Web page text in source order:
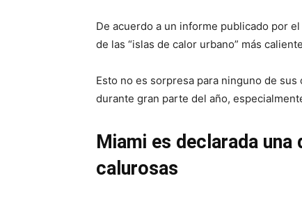
De acuerdo a un informe publicado por
de las “islas de calor urbano” más
Esto no es sorpresa para ninguno de
durante gran parte del año,
Miami es declarada una
calurosas